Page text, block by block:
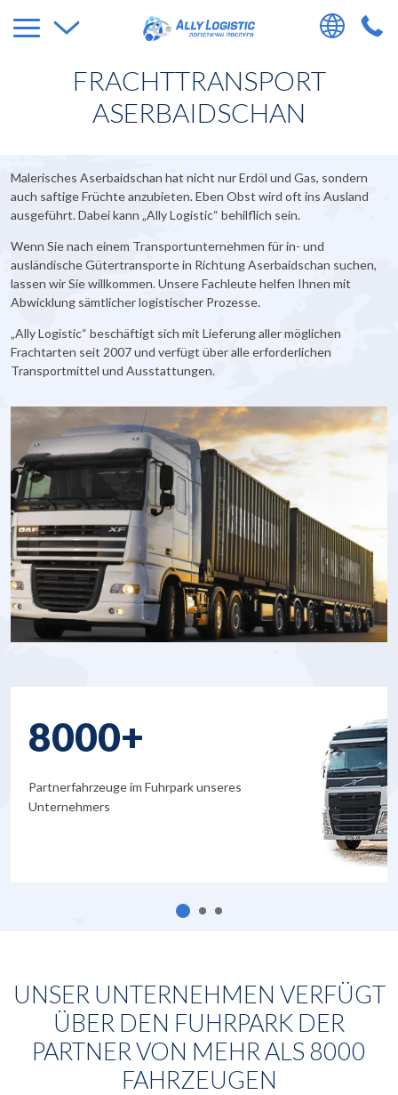
FRACHTTRANSPORT
ASERBAIDSCHAN
Malerisches Aserbaidschan hat nicht nur Erdöl und Gas, sondern
auch saftige Früchte anzubieten. Eben Obst wird oft ins Ausland
ausgeführt. Dabei kann „Ally Logistic“ behilflich sein.
Wenn Sie nach einem Transportunternehmen für in- und
ausländische Gütertransporte in Richtung Aserbaidschan suchen,
lassen wir Sie willkommen. Unsere Fachleute helfen Ihnen mit
Abwicklung sämtlicher logistischer Prozesse.
„Ally Logistic“ beschäftigt sich mit Lieferung aller möglichen
Frachtarten seit 2007 und verfügt über alle erforderlichen
Transportmittel und Ausstattungen.
8000+
Partnerfahrzeuge im Fuhrpark unseres
Unternehmers
UNSER UNTERNEHMEN VERFÜGT
ÜBER DEN FUHRPARK DER
PARTNER VON MEHR ALS 8000
FAHRZEUGEN